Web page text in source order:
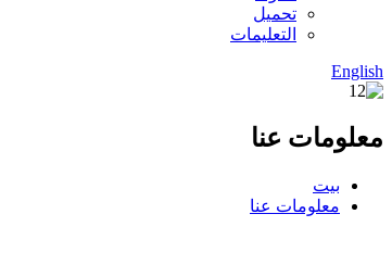
تحميل
التعليمات
English
معلومات عنا
بيت
معلومات عنا